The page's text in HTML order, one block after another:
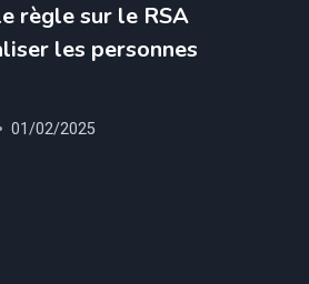
règle sur le RSA
les personnes
01/02/2025